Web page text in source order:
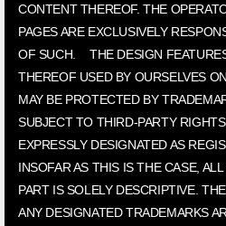
CONTENT THEREOF. THE
PAGES ARE EXCLUSIVELY
OF SUCH. THE DESIGN
THEREOF USED BY OURSELVES
MAY BE PROTECTED BY
SUBJECT TO THIRD-PARTY
EXPRESSLY DESIGNATED AS
INSOFAR AS THIS IS THE CASE,
PART IS SOLELY DESCRIPTIVE.
ANY DESIGNATED TRADEMARKS